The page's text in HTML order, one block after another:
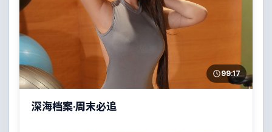
99:17
深海档案·周末必追